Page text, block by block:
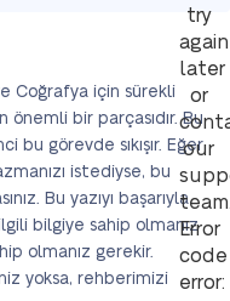
try
again
later
or
our
Error
code
error:
Coğrafya için sürekli
önemli bir parçasıdır. Bu
bu görevde sıkışır. Eğer
istediyse, bu
Bu yazıyı başarıyla
bilgiye sahip olmanız
olmanız gerekir.
yoksa, rehberimizi